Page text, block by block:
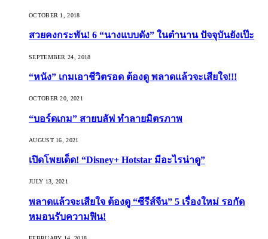
OCTOBER 1, 2018
สวยคงกระพัน! 6 “นางแบบดัง” ในตำนาน ปัจจุบันยังเป๊ะ
SEPTEMBER 24, 2018
“หนัง” เกมเอาชีวิตรอด ต้องดู พลาดแล้วจะเสียใจ!!!
OCTOBER 20, 2021
“บอร์ดเกม” สายบลัฟ ทำลายมิตรภาพ
AUGUST 16, 2021
เปิดโพยเด็ด! “Disney+ Hotstar มีอะไรน่าดู”
JULY 13, 2021
พลาดแล้วจะเสียใจ ต้องดู “ซีรีส์จีน” 5 เรื่องใหม่ รอกัด
หมอนรับความฟิน!